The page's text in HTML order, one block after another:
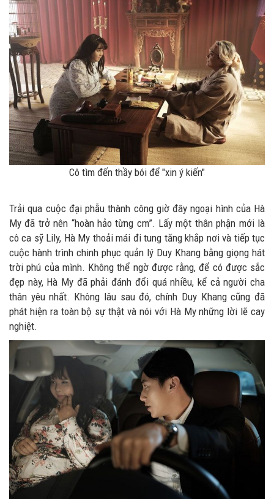
Cô tìm đến thầy bói để "xin ý kiến"
Trải qua cuộc đại phẫu thành công giờ đây ngoại hình của Hà
My đã trở nên “hoàn hảo từng cm”. Lấy một thân phận mới là
cô ca sỹ Lily, Hà My thoải mái đi tung tăng khắp nơi và tiếp tục
cuộc hành trình chinh phục quản lý Duy Khang bằng giọng hát
trời phú của mình. Không thể ngờ được rằng, để có được sắc
đẹp này, Hà My đã phải đánh đổi quá nhiều, kể cả người cha
thân yêu nhất. Không lâu sau đó, chính Duy Khang cũng đã
phát hiện ra toàn bộ sự thật và nói với Hà My những lời lẽ cay
nghiệt.